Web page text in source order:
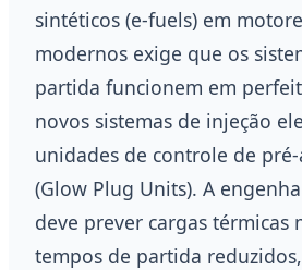
sintéticos (e-fuels) em
modernos exige que os
partida funcionem em
novos sistemas de injeção
unidades de controle de
(Glow Plug Units). A
deve prever cargas térmicas
tempos de partida